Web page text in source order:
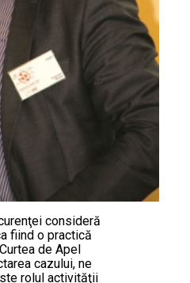
consideră
fiind o practică
de Apel
cazului, ne
rolul activităţii